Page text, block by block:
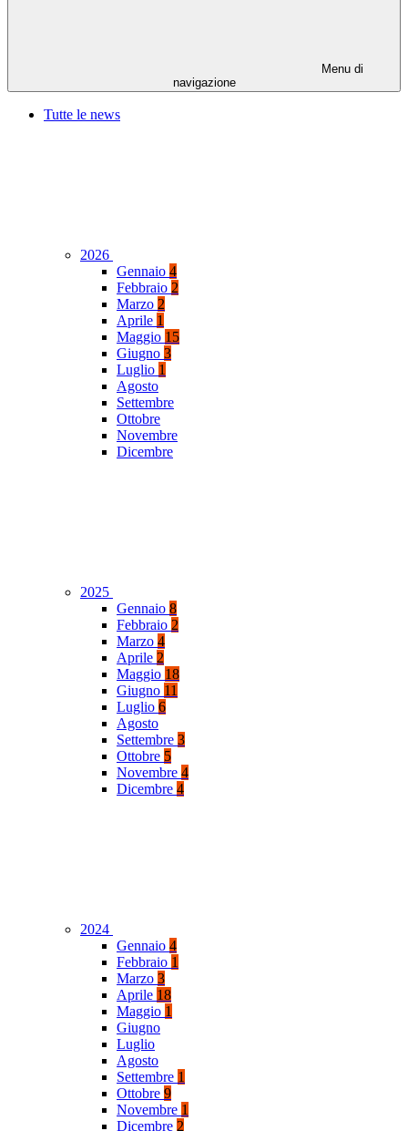
Menu di
navigazione
Tutte le news
2026
Gennaio 4
Febbraio 2
Marzo 2
Aprile 1
Maggio 15
Giugno 3
Luglio 1
Agosto
Settembre
Ottobre
Novembre
Dicembre
2025
Gennaio 8
Febbraio 2
Marzo 4
Aprile 2
Maggio 18
Giugno 11
Luglio 6
Agosto
Settembre 3
Ottobre 5
Novembre 4
Dicembre 4
2024
Gennaio 4
Febbraio 1
Marzo 3
Aprile 18
Maggio 1
Giugno
Luglio
Agosto
Settembre 1
Ottobre 9
Novembre 1
Dicembre 2